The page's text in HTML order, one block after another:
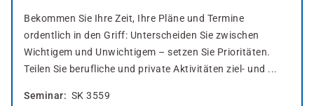
Bekommen Sie Ihre Zeit, Ihre Pläne und Termine
ordentlich in den Griff: Unterscheiden Sie zwischen
Wichtigem und Unwichtigem – setzen Sie Prioritäten.
Teilen Sie berufliche und private Aktivitäten ziel- und ...
Seminar
SK 3559